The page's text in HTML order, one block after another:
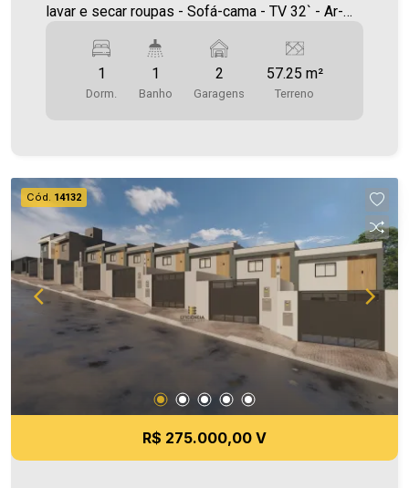
lavar e secar roupas - Sofá-cama - TV 32` - Ar-
Guarda-roupas - Banheiro completo com balcão e
agende uma visita! Imobiliária Ativa | Sinta-se em
casa! - As informações aqui prestadas são
verdadeiras, todavia, reservamo-nos o direito de
corrigir qualquer erro de digitação e/ou ortografia,
bem como alteração dos preços e imagens.
Fotos meramente ilustrativas.
1
Dorm.
1
Banho
2
Garagens
57.25 m²
Terreno
Cód. 14132
R$ 275.000,00 V